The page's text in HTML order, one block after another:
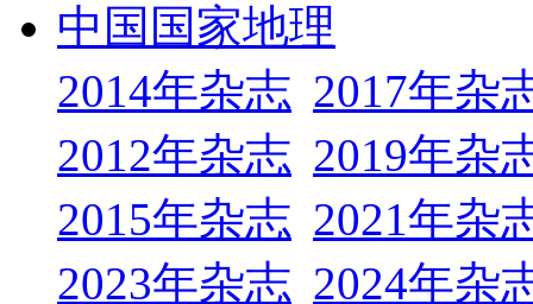
中国国家地理
2014年杂志 2017年杂
2012年杂志 2019年杂
2015年杂志 2021年杂
2023年杂志 2024年杂